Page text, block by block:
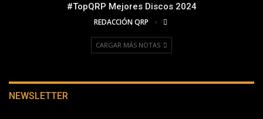
#TopQRP Mejores Discos 2024
REDACCIÓN QRP
CARGAR MÁS NOTAS
NEWSLETTER